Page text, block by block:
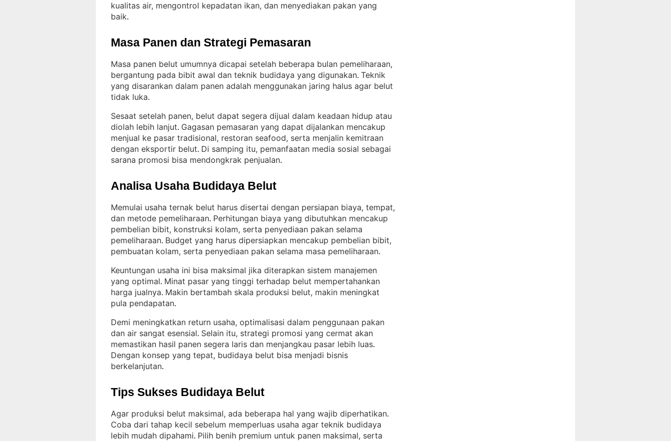
kualitas air, mengontrol kepadatan ikan, dan menyediakan pakan yang
baik.
Masa Panen dan Strategi Pemasaran
Masa panen belut umumnya dicapai setelah beberapa bulan pemeliharaan,
bergantung pada bibit awal dan teknik budidaya yang digunakan. Teknik
yang disarankan dalam panen adalah menggunakan jaring halus agar belut
tidak luka.
Sesaat setelah panen, belut dapat segera dijual dalam keadaan hidup atau
diolah lebih lanjut. Gagasan pemasaran yang dapat dijalankan mencakup
menjual ke pasar tradisional, restoran seafood, serta menjalin kemitraan
dengan eksportir belut. Di samping itu, pemanfaatan media sosial sebagai
sarana promosi bisa mendongkrak penjualan.
Analisa Usaha Budidaya Belut
Memulai usaha ternak belut harus disertai dengan persiapan biaya, tempat,
dan metode pemeliharaan. Perhitungan biaya yang dibutuhkan mencakup
pembelian bibit, konstruksi kolam, serta penyediaan pakan selama
pemeliharaan. Budget yang harus dipersiapkan mencakup pembelian bibit,
pembuatan kolam, serta penyediaan pakan selama masa pemeliharaan.
Keuntungan usaha ini bisa maksimal jika diterapkan sistem manajemen
yang optimal. Minat pasar yang tinggi terhadap belut mempertahankan
harga jualnya. Makin bertambah skala produksi belut, makin meningkat
pula pendapatan.
Demi meningkatkan return usaha, optimalisasi dalam penggunaan pakan
dan air sangat esensial. Selain itu, strategi promosi yang cermat akan
memastikan hasil panen segera laris dan menjangkau pasar lebih luas
Dengan konsep yang tepat, budidaya belut bisa menjadi bisnis
berkelanjutan.
Tips Sukses Budidaya Belut
Agar produksi belut maksimal, ada beberapa hal yang wajib diperhatikan
Coba dari tahap kecil sebelum memperluas usaha agar teknik budidaya
lebih mudah dipahami. Pilih benih premium untuk panen maksimal, serta